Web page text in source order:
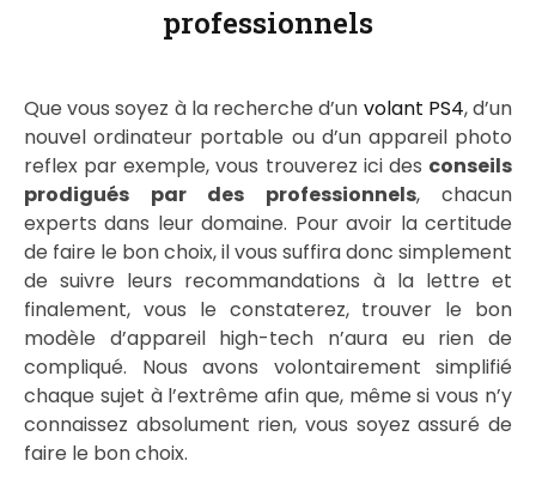
professionnels
Que vous soyez à la recherche d’un volant PS4, d’un
nouvel ordinateur portable ou d’un appareil photo
reflex par exemple, vous trouverez ici des conseils
prodigués par des professionnels, chacun
experts dans leur domaine. Pour avoir la certitude
de faire le bon choix, il vous suffira donc simplement
de suivre leurs recommandations à la lettre et
finalement, vous le constaterez, trouver le bon
modèle d’appareil high-tech n’aura eu rien de
compliqué. Nous avons volontairement simplifié
chaque sujet à l’extrême afin que, même si vous n’y
connaissez absolument rien, vous soyez assuré de
faire le bon choix.